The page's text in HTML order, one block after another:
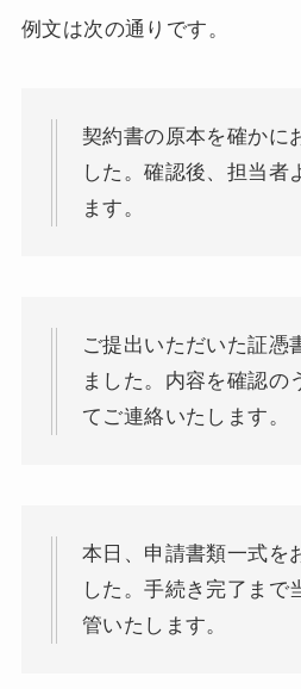
例文は次の通りです。
契約書の原本を確かに
した。確認後、担当者
ます。
ご提出いただいた証憑
ました。内容を確認の
てご連絡いたします。
本日、申請書類一式を
した。手続き完了まで
管いたします。